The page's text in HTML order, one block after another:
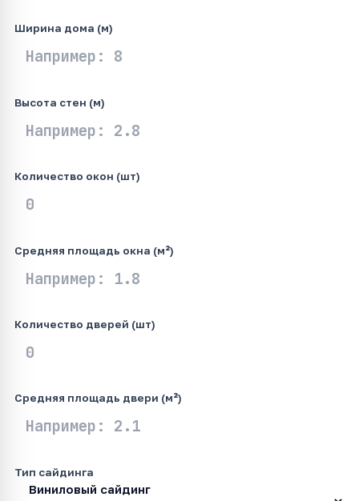
Ширина дома (м)
Высота стен (м)
Количество окон (шт)
Средняя площадь окна (м²)
Количество дверей (шт)
Средняя площадь двери (м²)
Тип сайдинга